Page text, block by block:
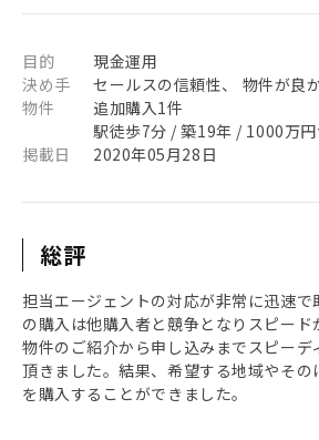
目的
現金運用
決め手
セールスの信頼性、 物件が良
物件
追加購入1件
駅徒歩7分 / 築19年 / 1000万円
掲載日
2020年05月28日
総評
担当エージェントの対応が非常に迅速
の購入は他購入者と競争となりスピード
物件のご紹介から申し込みまでスピーデ
頂きました。結果、希望する地域やその
を購入することができました。